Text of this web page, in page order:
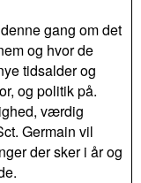
gang om det
og hvor de
tidsalder og
og politik på.
værdig
Germain vil
der sker i år og